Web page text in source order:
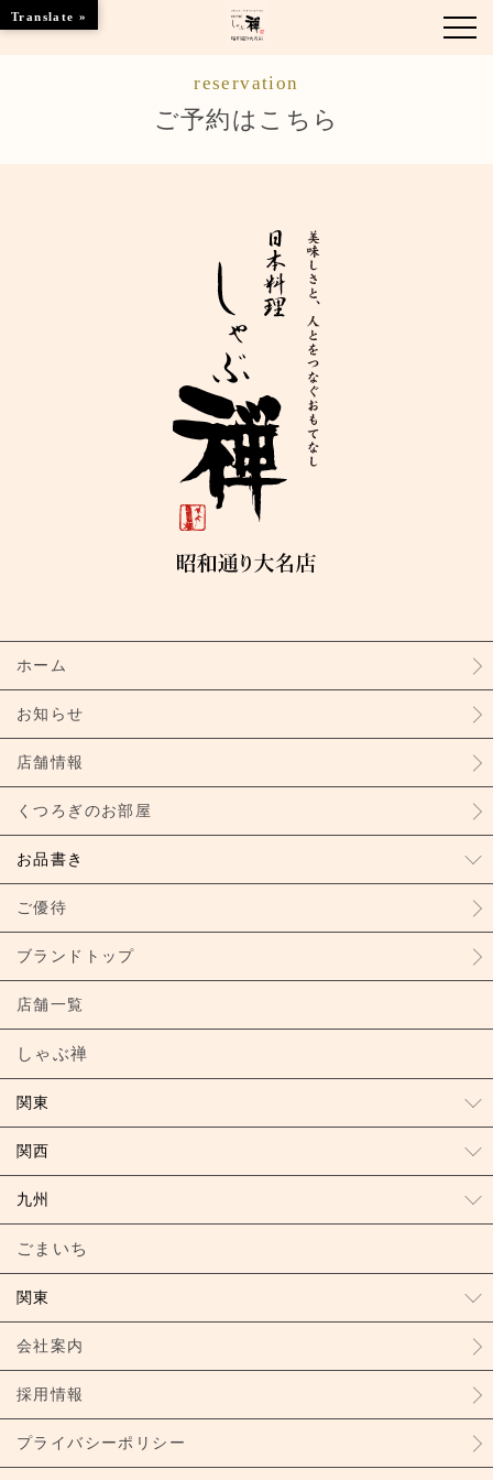
店舗情報
ご優待
ブランドトップ
ご予約はこちら
reservation
ご予約はこちら
ホーム
お知らせ
店舗情報
くつろぎのお部屋
お品書き
ご優待
ブランドトップ
店舗一覧
しゃぶ禅
関東
関西
九州
ごまいち
関東
会社案内
採用情報
プライバシーポリシー
Translate »